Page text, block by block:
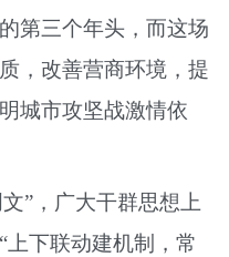
第三个年头，而这场
，改善营商环境，提
城市攻坚战激情依
”，广大干群思想上
下联动建机制，常